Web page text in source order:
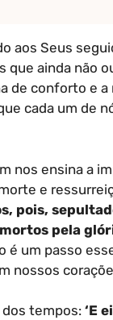
aos Seus
ainda não
de conforto e
cada um de
nos ensina a
e
pois,
pela
é um passo
nossos
tempos: ‘E